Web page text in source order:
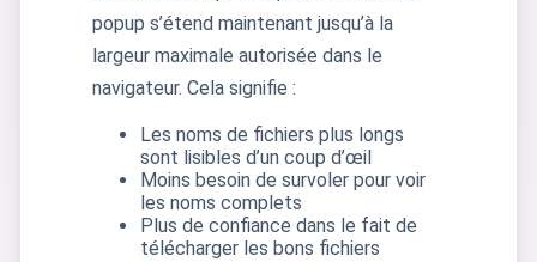
popup s’étend maintenant jusqu’à la
largeur maximale autorisée dans le
navigateur. Cela signifie :
Les noms de fichiers plus longs
sont lisibles d’un coup d’œil
Moins besoin de survoler pour voir
les noms complets
Plus de confiance dans le fait de
télécharger les bons fichiers